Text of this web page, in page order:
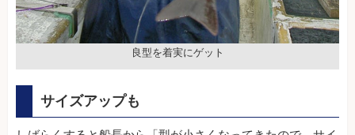
良型を着実にゲット
サイズアップも